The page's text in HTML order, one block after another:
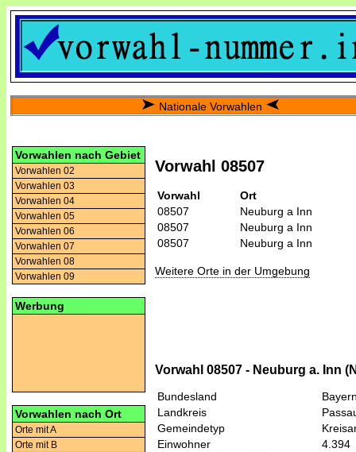
Nationale Vorwahlen
Vorwahlen nach Gebiet
Vorwahlen 02
Vorwahlen 03
Vorwahlen 04
Vorwahlen 05
Vorwahlen 06
Vorwahlen 07
Vorwahlen 08
Vorwahlen 09
Werbung
Vorwahlen nach Ort
Orte mit A
Orte mit B
Vorwahl 08507
Vorwahl
Ort
08507
Neuburg a Inn
08507
Neuburg a Inn
08507
Neuburg a Inn
Weitere Orte in der Umgebung
Vorwahl 08507 - Neuburg a. Inn
Bundesland
Landkreis
Gemeindetyp
Einwohner
4.394